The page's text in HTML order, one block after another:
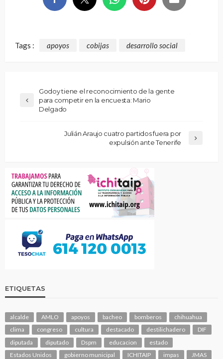
Tags : apoyos cobijas desarrollo social
Godoy tiene el reconocimiento de la gente
para competir en la encuesta: Mario
Delgado
Julián Araujo cuatro partidos fuera por
expulsión ante Tenerife
ETIQUETAS
alcalde AMLO apoyos bacheo bomberos
chihuahua
clima
congreso cultura destacado destilichadero
DIF
diputada
diputado Dspm educacion
estado
Estados Unidos
gobierno municipal ICHITAIP impas
JMAS